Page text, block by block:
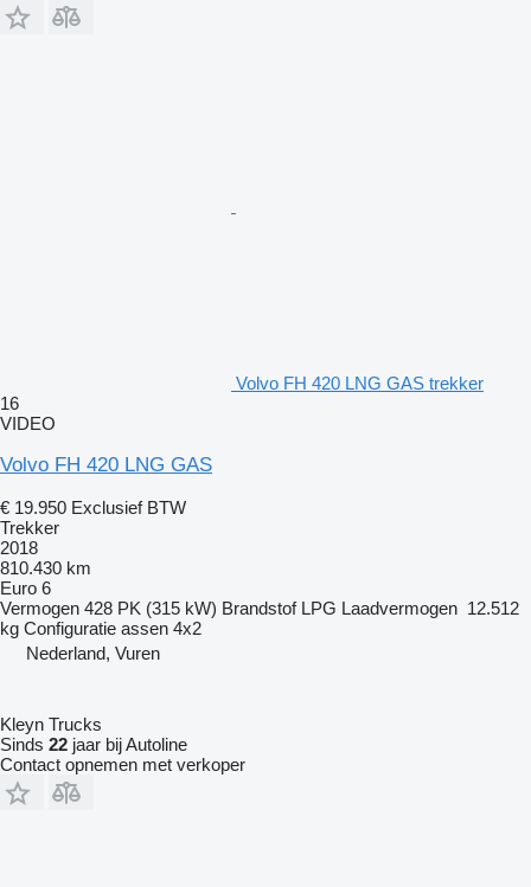
Volvo FH 420 LNG GAS trekker
16
VIDEO
Volvo FH 420 LNG GAS
€ 19.950 Exclusief BTW
Trekker
2018
810.430 km
Euro 6
Vermogen 428 PK (315 kW) Brandstof LPG Laadvermogen 12.512
kg Configuratie assen 4x2
Nederland, Vuren
Kleyn Trucks
Sinds 22 jaar bij Autoline
Contact opnemen met verkoper